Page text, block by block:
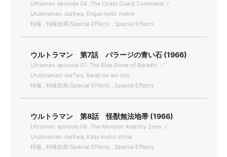
Ultraman: episode 06. The Coast Guard Command ／
Urutoraman: dai6wa, Engan keibi meirei
特撮 , 特殊効果/Special Effects , Special Effects
ウルトラマン 第7話 バラージの青い石 (1966)
Ultraman: episode 07. The Blue Stone of Baradhi ／
Urutoraman: dai7wa, Baraji no aoi ishi
特撮 , 特殊効果/Special Effects , Special Effects
ウルトラマン 第8話 怪獣無法地帯 (1966)
Ultraman: episode 08. The Monster Anarchy Zone ／
Urutoraman: dai8wa, Kaiju muho chitai
特撮 , 特殊効果/Special Effects , Special Effects